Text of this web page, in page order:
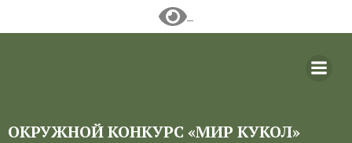
ОКРУЖНОЙ КОНКУРС «МИР КУКОЛ»